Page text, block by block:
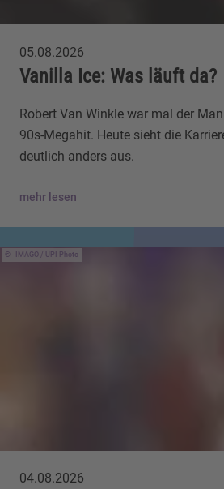
05.08.2026
Vanilla Ice: Was läuft da?
Robert Van Winkle war mal der
90s-Megahit. Heute sieht die
deutlich anders aus.
mehr lesen
IMAGO / UPI Photo
04.08.2026